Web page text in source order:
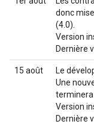
donc
(4.0).
Version
Dernière
15 août
Le
Une
terminera
Version
Dernière